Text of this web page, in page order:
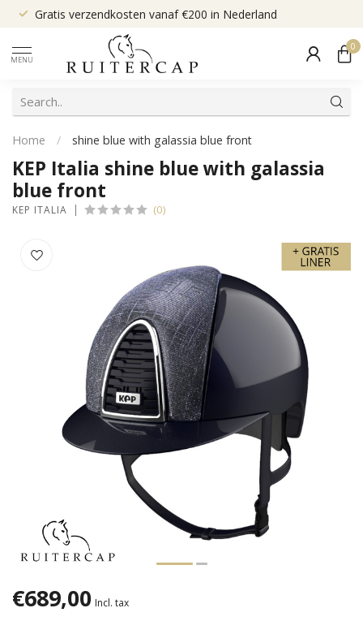
Gratis verzendkosten vanaf €200 in Nederland
MENU
0
Home / shine blue with galassia blue front
KEP Italia shine blue with galassia
blue front
KEP ITALIA (0)
€689,00 Incl. tax